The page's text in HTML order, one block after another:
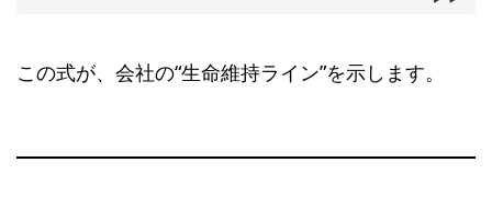
この式が、会社の“生命維持ライン”を示します。